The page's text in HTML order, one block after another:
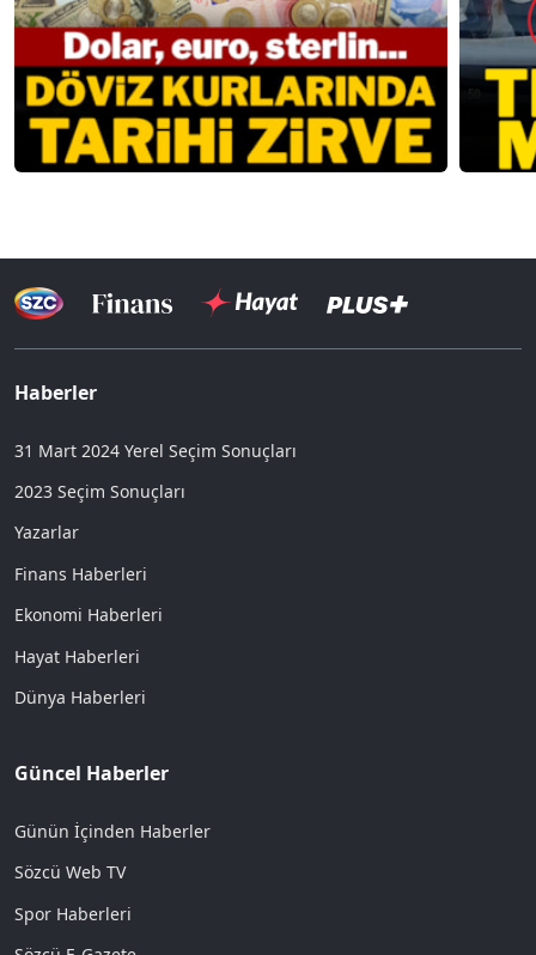
Haberler
31 Mart 2024 Yerel Seçim Sonuçları
2023 Seçim Sonuçları
Yazarlar
Finans Haberleri
Ekonomi Haberleri
Hayat Haberleri
Dünya Haberleri
Güncel Haberler
Günün İçinden Haberler
Sözcü Web TV
Spor Haberleri